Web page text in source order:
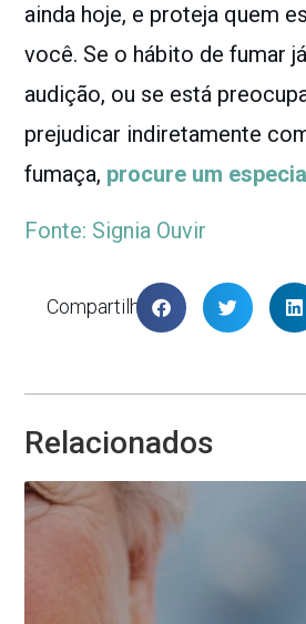
ainda hoje, e proteja quem
você. Se o hábito de fumar
audição, ou se está
prejudicar indiretamente
fumaça, procure um
Fonte: Signia Ouvir
Compartilhar
Relacionados